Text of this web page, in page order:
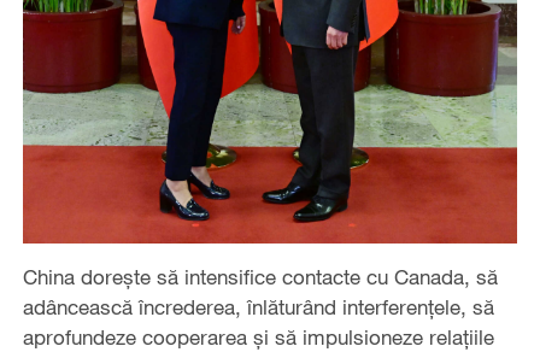
China dorește să intensifice contacte cu Canada, să
adâncească încrederea, înlăturând interferențele, să
aprofundeze cooperarea și să impulsioneze relațiile